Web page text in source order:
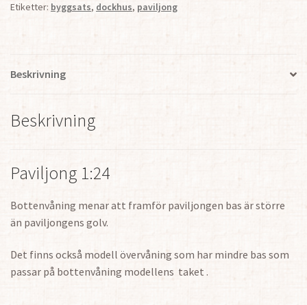
Etiketter: byggsats, dockhus, paviljong
Beskrivning
Beskrivning
Paviljong 1:24
Bottenvåning menar att framför paviljongen bas är större
än paviljongens golv.
Det finns också modell övervåning som har mindre bas som
passar på bottenvåning modellens taket .